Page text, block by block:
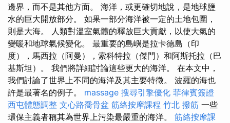
邊界，而不是其他方面。 海洋，或更確切地說，是地球鹽
水的巨大開放部分。 如果一部分海洋被一定的土地包圍，
則是大海。 人類對溫室氣體的釋放巨大貢獻，以使大氣的
變暖和地球氣候變化。 最重要的島嶼是拉卡德島（印
度），馬西拉（阿曼），索科特拉（傑門）和阿斯托拉（巴
基斯坦）。 我們將詳細討論這些更大的海洋。 在本文中，
我們討論了世界上不同的海洋及其主要特徵。 波羅的海也
許是最著名的例子。 massage 搜尋引擎優化 菲律賓簽證
西屯體態調整 文心路喬骨盆 筋絡按摩課程 竹北 撥筋 一些
環保主義者稱其為世界上污染最嚴重的海洋。 筋絡按摩課